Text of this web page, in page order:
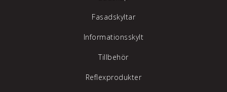
Fasadskyltar
Informationsskylt
Tillbehör
Reflexprodukter